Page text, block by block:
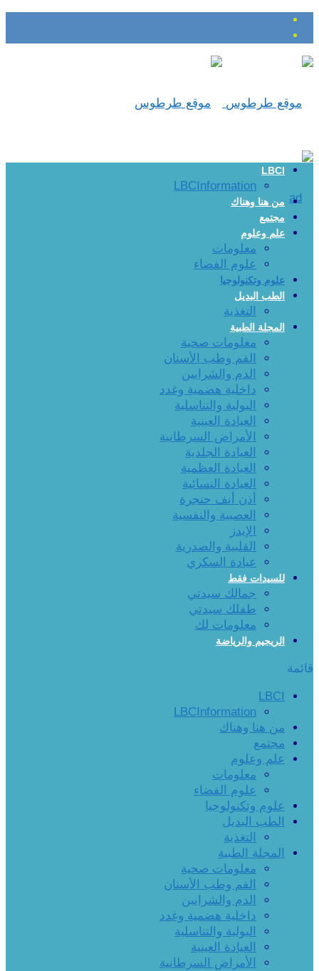
LBCI
LBCInformation
من هنا وهناك
مجتمع
علم وعلوم
معلومات
علوم الفضاء
علوم وتكنولوجيا
الطب البديل
التغذية
المجلة الطبية
معلومات صحية
الفم وطب الأسنان
الدم والشرايين
داخلية هضمية وغدد
البولية والتناسلية
العيادة العينية
الأمراض السرطانية
العيادة الجلدية
العيادة العظمية
العيادة النسائية
أذن أنف حنجرة
العصبية والنفسية
الإيدز
القلبية والصدرية
عيادة السكري
للسيدات فقط
جمالك سيدتي
طفلك سيدتي
معلومات لك
الريجيم والرياضة
قائمة
LBCI
LBCInformation
من هنا وهناك
مجتمع
علم وعلوم
معلومات
علوم الفضاء
علوم وتكنولوجيا
الطب البديل
التغذية
المجلة الطبية
معلومات صحية
الفم وطب الأسنان
الدم والشرايين
داخلية هضمية وغدد
البولية والتناسلية
العيادة العينية
الأمراض السرطانية